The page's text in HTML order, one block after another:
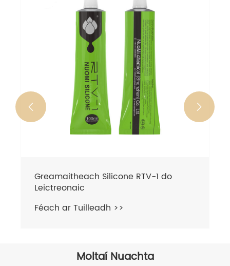
Greamaitheach Silicone RTV-1 do
Leictreonaic
Féach ar Tuilleadh >>
 
Moltaí Nuachta